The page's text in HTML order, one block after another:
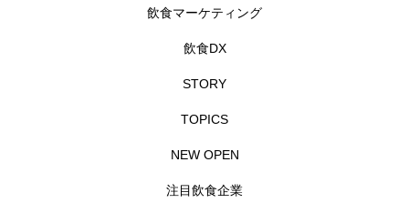
飲食マーケティング
飲食DX
STORY
TOPICS
NEW OPEN
注目飲食企業